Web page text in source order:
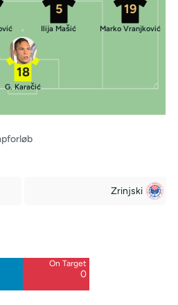
18
G. Karačić
5
Ilija Mašić
19
Marko Vranjković
Zrinjski
On Target
0